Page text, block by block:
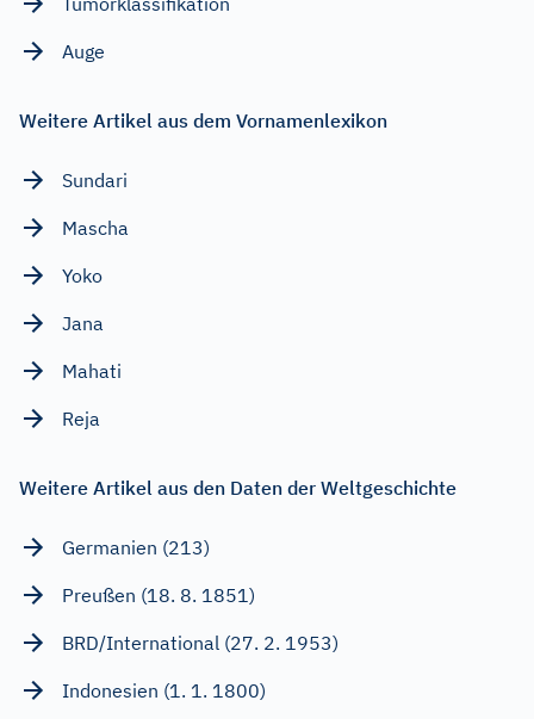
Auge
Weitere Artikel aus dem Vornamenlexikon
Sundari
Mascha
Yoko
Jana
Mahati
Reja
Weitere Artikel aus den Daten der Weltgeschichte
Germanien (213)
Preußen (18. 8. 1851)
BRD/International (27. 2. 1953)
Indonesien (1. 1. 1800)